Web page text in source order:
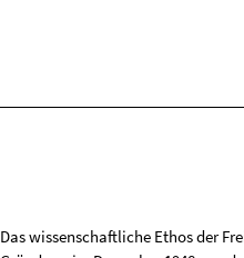
Das wissenschaftliche Ethos der